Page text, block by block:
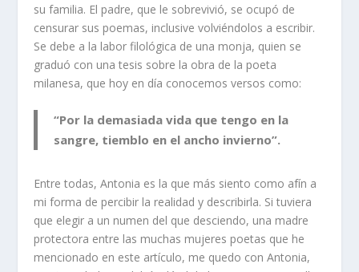
su familia. El padre, que le sobrevivió, se ocupó de
censurar sus poemas, inclusive volviéndolos a escribir.
Se debe a la labor filológica de una monja, quien se
graduó con una tesis sobre la obra de la poeta
milanesa, que hoy en día conocemos versos como:
“Por la demasiada vida que tengo en la
sangre, tiemblo en el ancho invierno”.
Entre todas, Antonia es la que más siento como afín a
mi forma de percibir la realidad y describirla. Si tuviera
que elegir a un numen del que desciendo, una madre
protectora entre las muchas mujeres poetas que he
mencionado en este artículo, me quedo con Antonia,